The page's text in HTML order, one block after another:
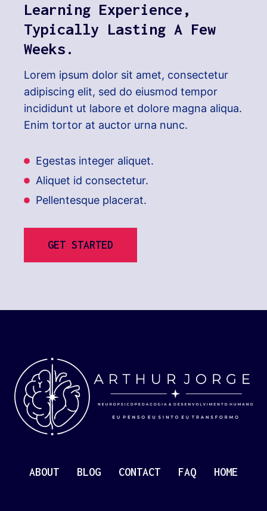
Learning Experience,
Typically Lasting A Few
Weeks.
Lorem ipsum dolor sit amet, consectetur
adipiscing elit, sed do eiusmod tempor
incididunt ut labore et dolore magna aliqua.
Enim tortor at auctor urna nunc.
Egestas integer aliquet.
Aliquet id consectetur.
Pellentesque placerat.
GET STARTED
ABOUT BLOG CONTACT FAQ HOME